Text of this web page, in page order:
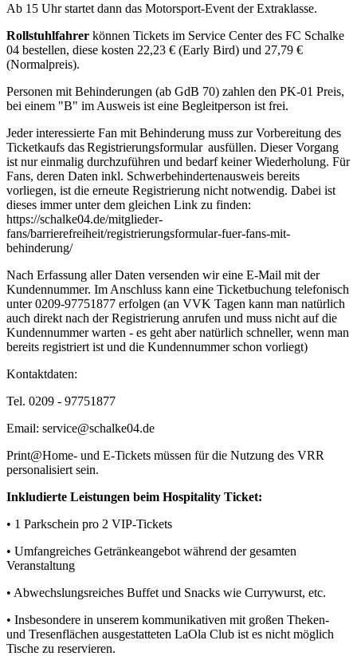
Ab 15 Uhr startet dann das Motorsport-Event der Extraklasse.
Rollstuhlfahrer können Tickets im Service Center des FC Schalke
04 bestellen, diese kosten 22,23 € (Early Bird) und 27,79 €
(Normalpreis).
Personen mit Behinderungen (ab GdB 70) zahlen den PK-01 Preis,
bei einem "B" im Ausweis ist eine Begleitperson ist frei.
Jeder interessierte Fan mit Behinderung muss zur Vorbereitung des
Ticketkaufs das Registrierungsformular ausfüllen. Dieser Vorgang
ist nur einmalig durchzuführen und bedarf keiner Wiederholung. Für
Fans, deren Daten inkl. Schwerbehindertenausweis bereits
vorliegen, ist die erneute Registrierung nicht notwendig. Dabei ist
dieses immer unter dem gleichen Link zu finden:
https://schalke04.de/mitglieder-
fans/barrierefreiheit/registrierungsformular-fuer-fans-mit-
behinderung/
Nach Erfassung aller Daten versenden wir eine E-Mail mit der
Kundennummer. Im Anschluss kann eine Ticketbuchung telefonisch
unter 0209-97751877 erfolgen (an VVK Tagen kann man natürlich
auch direkt nach der Registrierung anrufen und muss nicht auf die
Kundennummer warten - es geht aber natürlich schneller, wenn man
bereits registriert ist und die Kundennummer schon vorliegt)
Kontaktdaten:
Tel. 0209 - 97751877
Email: service@schalke04.de
Print@Home- und E-Tickets müssen für die Nutzung des VRR
personalisiert sein.
Inkludierte Leistungen beim Hospitality Ticket:
• 1 Parkschein pro 2 VIP-Tickets
• Umfangreiches Getränkeangebot während der gesamten
Veranstaltung
• Abwechslungsreiches Buffet und Snacks wie Currywurst, etc.
• Insbesondere in unserem kommunikativen mit großen Theken-
und Tresenflächen ausgestatteten LaOla Club ist es nicht möglich
Tische zu reservieren.